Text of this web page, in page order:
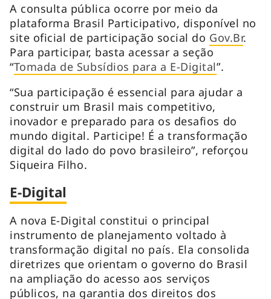
A consulta pública ocorre por meio da
plataforma Brasil Participativo, disponível no
site oficial de participação social do Gov.Br.
Para participar, basta acessar a seção
“Tomada de Subsídios para a E-Digital”.
“Sua participação é essencial para ajudar a
construir um Brasil mais competitivo,
inovador e preparado para os desafios do
mundo digital. Participe! É a transformação
digital do lado do povo brasileiro”, reforçou
Siqueira Filho.
E-Digital
A nova E-Digital constitui o principal
instrumento de planejamento voltado à
transformação digital no país. Ela consolida
diretrizes que orientam o governo do Brasil
na ampliação do acesso aos serviços
públicos, na garantia dos direitos dos